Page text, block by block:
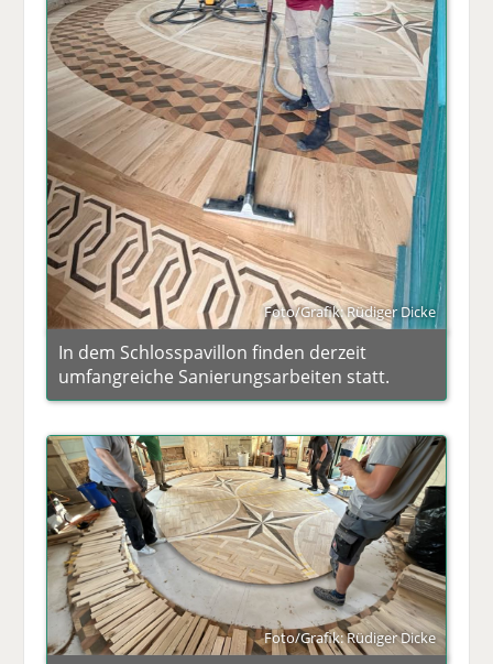
Foto/Grafik: Rüdiger Dicke
In dem Schlosspavillon finden derzeit
umfangreiche Sanierungsarbeiten statt.
Foto/Grafik: Rüdiger Dicke